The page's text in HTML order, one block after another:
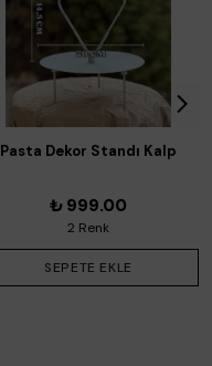
Pasta Dekor Standı Kalp
₺ 999.00
2 Renk
SEPETE EKLE